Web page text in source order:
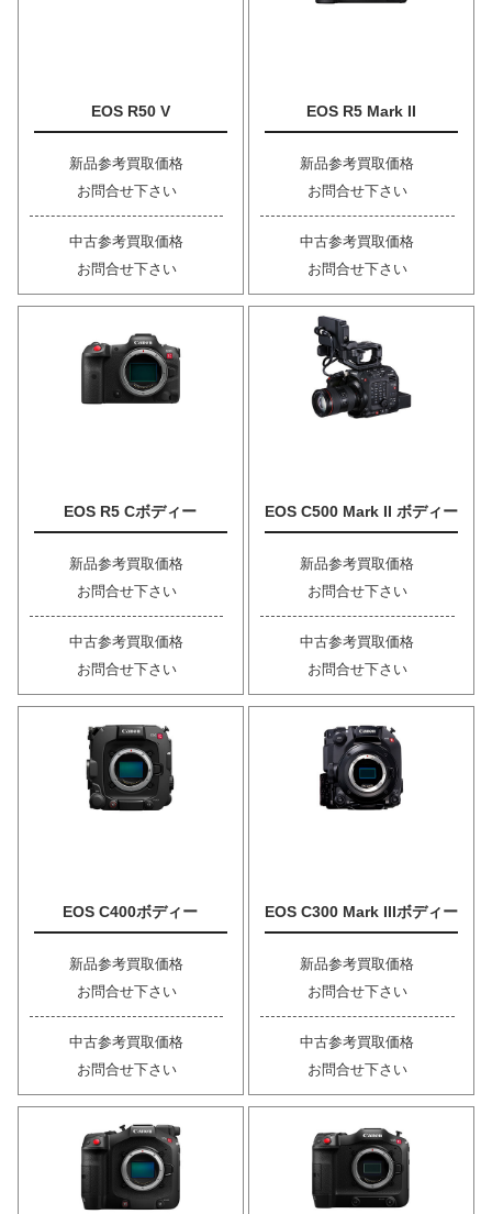
EOS R50 V
新品参考買取価格
お問合せ下さい
中古参考買取価格
お問合せ下さい
EOS R5 Mark II
新品参考買取価格
お問合せ下さい
中古参考買取価格
お問合せ下さい
EOS R5 Cボディー
新品参考買取価格
お問合せ下さい
中古参考買取価格
お問合せ下さい
EOS C500 Mark II ボディー
新品参考買取価格
お問合せ下さい
中古参考買取価格
お問合せ下さい
EOS C400ボディー
新品参考買取価格
お問合せ下さい
中古参考買取価格
お問合せ下さい
EOS C300 Mark IIIボディー
新品参考買取価格
お問合せ下さい
中古参考買取価格
お問合せ下さい